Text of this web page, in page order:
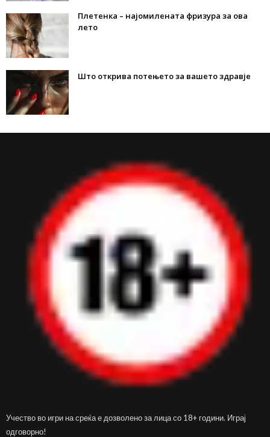
Плетенка – најомилената фризура за ова
лето
Што открива потењето за вашето здравје
Учество во игри на среќа е дозволено за лица со 18+ години. Играј
одговорно!